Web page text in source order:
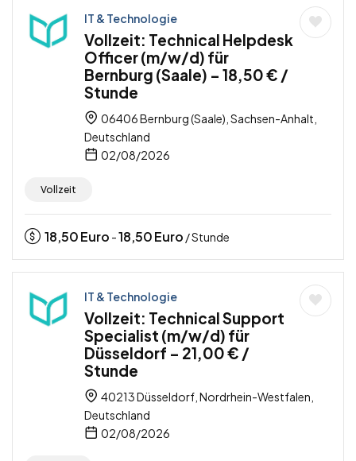
IT & Technologie
Vollzeit: Technical Helpdesk
Officer (m/w/d) für
Bernburg (Saale) – 18,50 € /
Stunde
06406 Bernburg (Saale), Sachsen-Anhalt,
Deutschland
02/08/2026
Vollzeit
18,50Euro -18,50Euro / Stunde
IT & Technologie
Vollzeit: Technical Support
Specialist (m/w/d) für
Düsseldorf – 21,00 € /
Stunde
40213 Düsseldorf, Nordrhein-Westfalen,
Deutschland
02/08/2026